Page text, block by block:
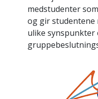
medstudenter
og gir
ulike